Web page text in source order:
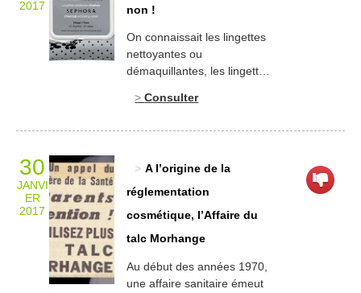
ce sont les écrits médicaux
de la célèbre comtesse. […]
2017
non !
On connaissait les lingettes
nettoyantes ou
démaquillantes, les lingettes
déodorantes… on doit
ou à une lotion avec lequel
on a imprègné un support
dans le cas des bébés
(ceux-ci doivent être
nécessaire, y compris […]
Consulter
30
JANVI
ER
2017
A l’origine de la
réglementation
cosmétique, l’Affaire du
talc Morhange
Au début des années 1970,
une affaire sanitaire émeut